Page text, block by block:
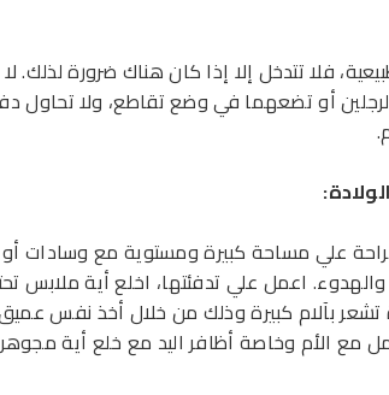
فلا تتدخل إلا إذا كان هناك ضرورة لذلك.
الرجلين أو تضعهما في وضع تقاطع، ولا تحاول
:
علي مساحة كبيرة ومستوية مع وسادات أو
اعمل علي تدفئتها، اخلع أية ملابس
تشعر بآلام كبيرة وذلك من خلال أخذ نفس
مع الأم وخاصة أظافر اليد مع خلع أية